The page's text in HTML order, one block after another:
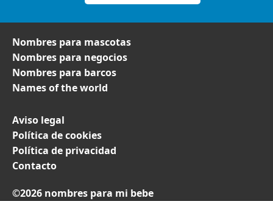
Nombres para mascotas
Nombres para negocios
Nombres para barcos
Names of the world
Aviso legal
Política de cookies
Política de privacidad
Contacto
©2026 nombres para mi bebe